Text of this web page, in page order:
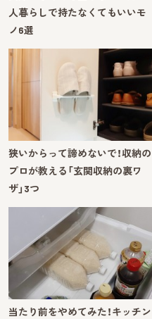
人暮らしで持たなくてもいいモ
ノ6選
狭いからって諦めないで！収納の
プロが教える「玄関収納の裏ワ
ザ」3つ
当たり前をやめてみた！キッチン